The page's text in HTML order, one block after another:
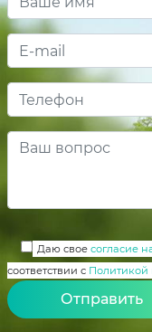
Даю свое согласие
соответствии с Политикой